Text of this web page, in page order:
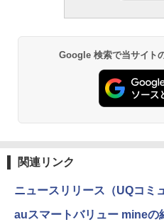
Google 検索で当サイト
関連リンク
ニュースリリース（UQコミ
auスマートバリュー mineの